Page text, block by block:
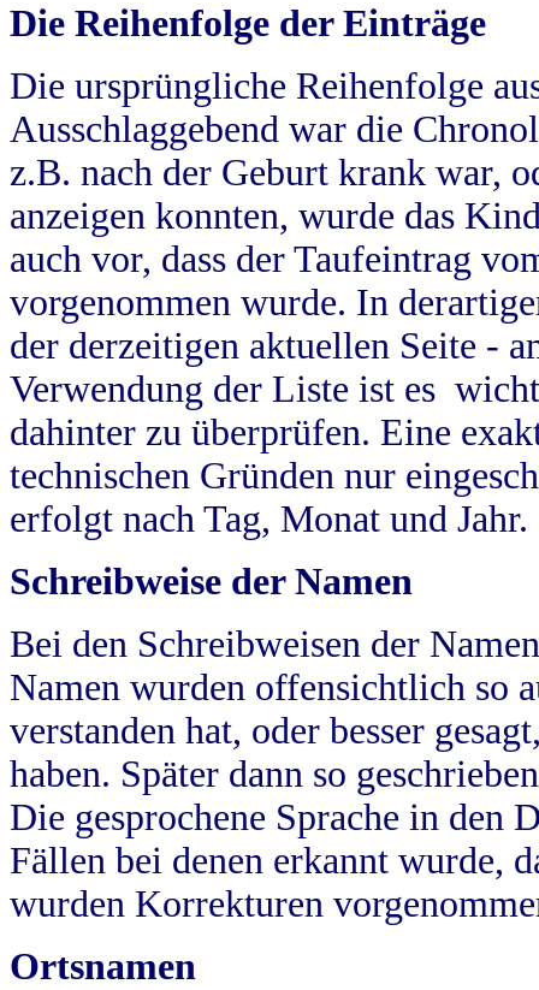
Die Reihenfolge der Einträge
Die ursprüngliche Reihenfolge
Ausschlaggebend war die
z.B. nach der Geburt krank war,
anzeigen konnten, wurde das
auch vor, dass der Taufeintrag
vorgenommen wurde. In
der derzeitigen aktuellen Seite -
Verwendung der Liste ist es
dahinter zu überprüfen. Eine
technischen Gründen nur
erfolgt nach Tag, Monat und Jahr.
Schreibweise der Namen
Bei den Schreibweisen der
Namen wurden offensichtlich so
verstanden hat, oder besser
haben. Später dann so
Die gesprochene Sprache in
Fällen bei denen erkannt wurde,
wurden Korrekturen
Ortsnamen